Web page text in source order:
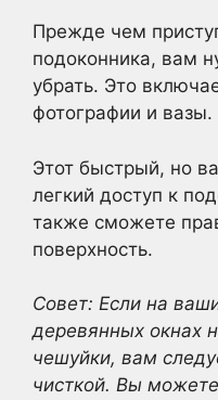
Прежде чем
подоконника, вам
убрать. Это
фотографии и вазы.
Этот быстрый, но
легкий доступ к
также сможете
поверхность.
Совет: Если на
деревянных окнах
чешуйки, вам
чисткой. Вы